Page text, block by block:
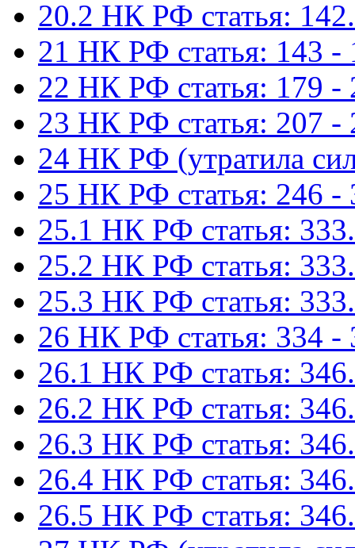
20.2 НК РФ статья:
21 НК РФ статья: 143 -
22 НК РФ статья: 179 -
23 НК РФ статья: 207 -
24 НК РФ (утратила
25 НК РФ статья: 246 -
25.1 НК РФ статья:
25.2 НК РФ статья:
25.3 НК РФ статья:
26 НК РФ статья: 334 -
26.1 НК РФ статья:
26.2 НК РФ статья:
26.3 НК РФ статья:
26.4 НК РФ статья:
26.5 НК РФ статья: